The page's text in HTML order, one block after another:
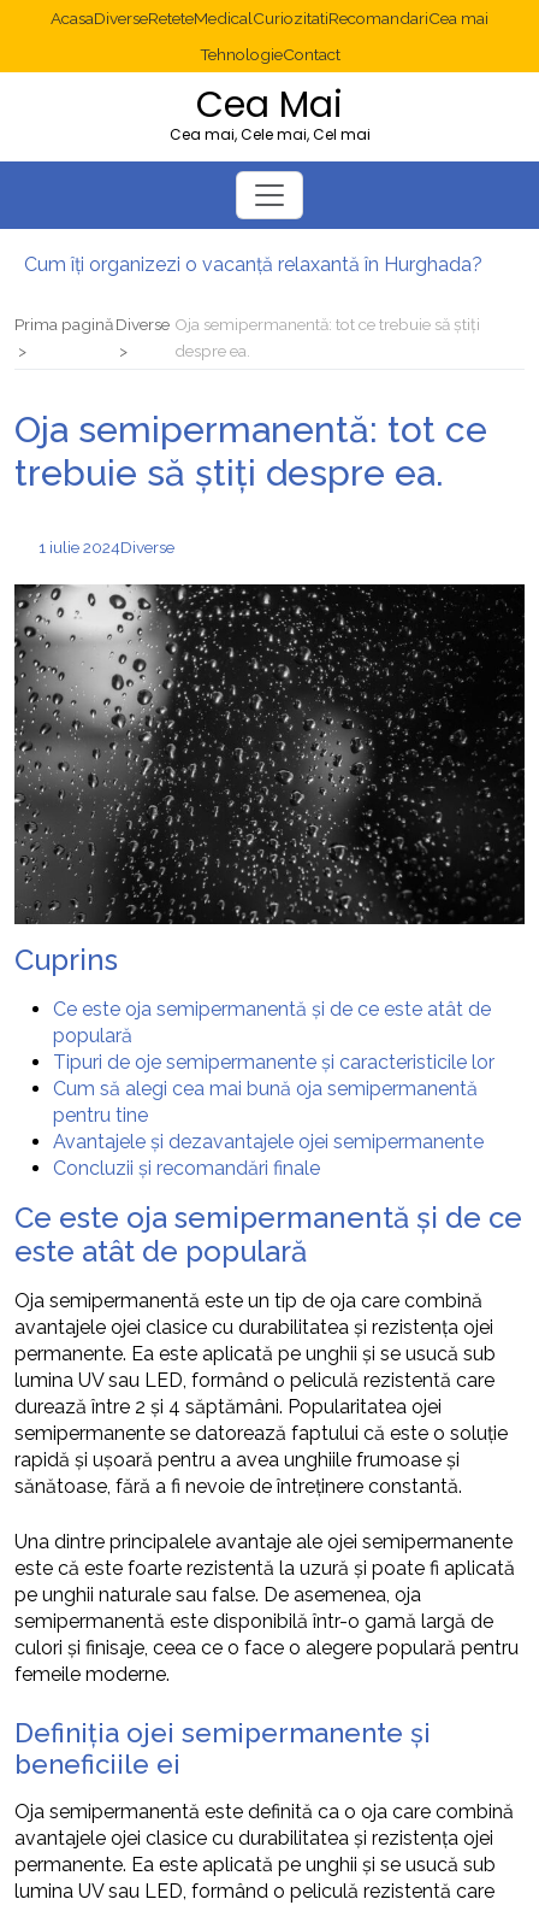
AcasaDiverseReteteMedicalCuriozitatiRecomandariCea mai
TehnologieContact
Cea Mai
Cea mai, Cele mai, Cel mai
Cum îți organizezi o vacanță relaxantă în Hurghada?
Prima paginăDiverse Oja semipermanentă: tot ce trebuie să știți
despre ea.
Oja semipermanentă: tot ce
trebuie să știți despre ea.
1 iulie 2024Diverse
Cuprins
Ce este oja semipermanentă și de ce este atât de
populară
Tipuri de oje semipermanente și caracteristicile lor
Cum să alegi cea mai bună oja semipermanentă
pentru tine
Avantajele și dezavantajele ojei semipermanente
Concluzii și recomandări finale
Ce este oja semipermanentă și de ce
este atât de populară
Oja semipermanentă este un tip de oja care combină
avantajele ojei clasice cu durabilitatea și rezistența ojei
permanente. Ea este aplicată pe unghii și se usucă sub
lumina UV sau LED, formând o peliculă rezistentă care
durează între 2 și 4 săptămâni. Popularitatea ojei
semipermanente se datorează faptului că este o soluție
rapidă și ușoară pentru a avea unghiile frumoase și
sănătoase, fără a fi nevoie de întreținere constantă.
Una dintre principalele avantaje ale ojei semipermanente
este că este foarte rezistentă la uzură și poate fi aplicată
pe unghii naturale sau false. De asemenea, oja
semipermanentă este disponibilă într-o gamă largă de
culori și finisaje, ceea ce o face o alegere populară pentru
femeile moderne.
Definiția ojei semipermanente și
beneficiile ei
Oja semipermanentă este definită ca o oja care combină
avantajele ojei clasice cu durabilitatea și rezistența ojei
permanente. Ea este aplicată pe unghii și se usucă sub
lumina UV sau LED, formând o peliculă rezistentă care